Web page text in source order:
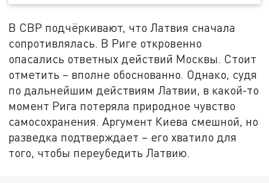
В СВР подчёркивают, что Латвия сначала
сопротивлялась. В Риге откровенно
опасались ответных действий Москвы. Стоит
отметить – вполне обоснованно. Однако, судя
по дальнейшим действиям Латвии, в какой-то
момент Рига потеряла природное чувство
самосохранения. Аргумент Киева смешной, но
разведка подтверждает – его хватило для
того, чтобы переубедить Латвию.